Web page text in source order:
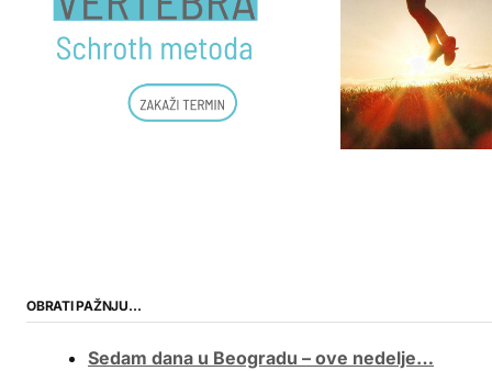
OBRATI PAŽNJU…
Sedam dana u Beogradu – ove nedelje…